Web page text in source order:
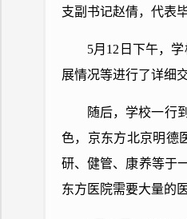
支副书记赵倩，代表
5月12日下午，
展情况等进行了详细
随后，学校一行
色，京东方北京明德
研、健管、康养等于
东方医院需要大量的